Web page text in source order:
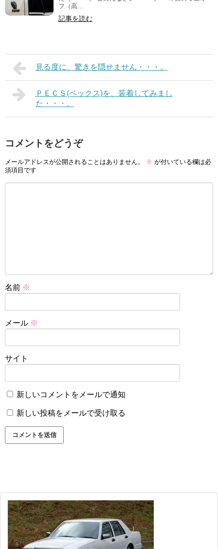
フ（高...
記事を読む
見る度に、驚きを隠せません・・・。
ＰＥＣＳ(ペックス)を、装着してみまし
た・・・。
コメントをどうぞ
メールアドレスが公開されることはありません。 ※ が付いている欄は必
須項目です
名前 ※
メール ※
サイト
新しいコメントをメールで通知
新しい投稿をメールで受け取る